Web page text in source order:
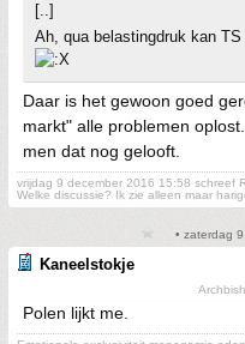
[..]
Ah, qua belastingdruk kan
Daar is het gewoon goed
markt" alle problemen
men dat nog gelooft.
vrijdag 9 december 2016 15:58 schreef
Welke discussie? Ik zie alleen maar
• zaterdag
Kaneelstokje
Polen lijkt me.